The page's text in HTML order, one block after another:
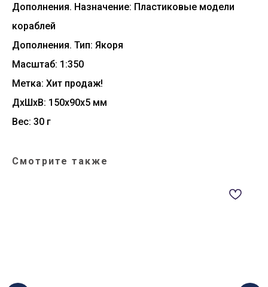
Дополнения. Назначение: Пластиковые модели
кораблей
Дополнения. Тип: Якоря
Масштаб: 1:350
Метка: Хит продаж!
ДxШxВ: 150x90x5 мм
Вес: 30 г
Смотрите также